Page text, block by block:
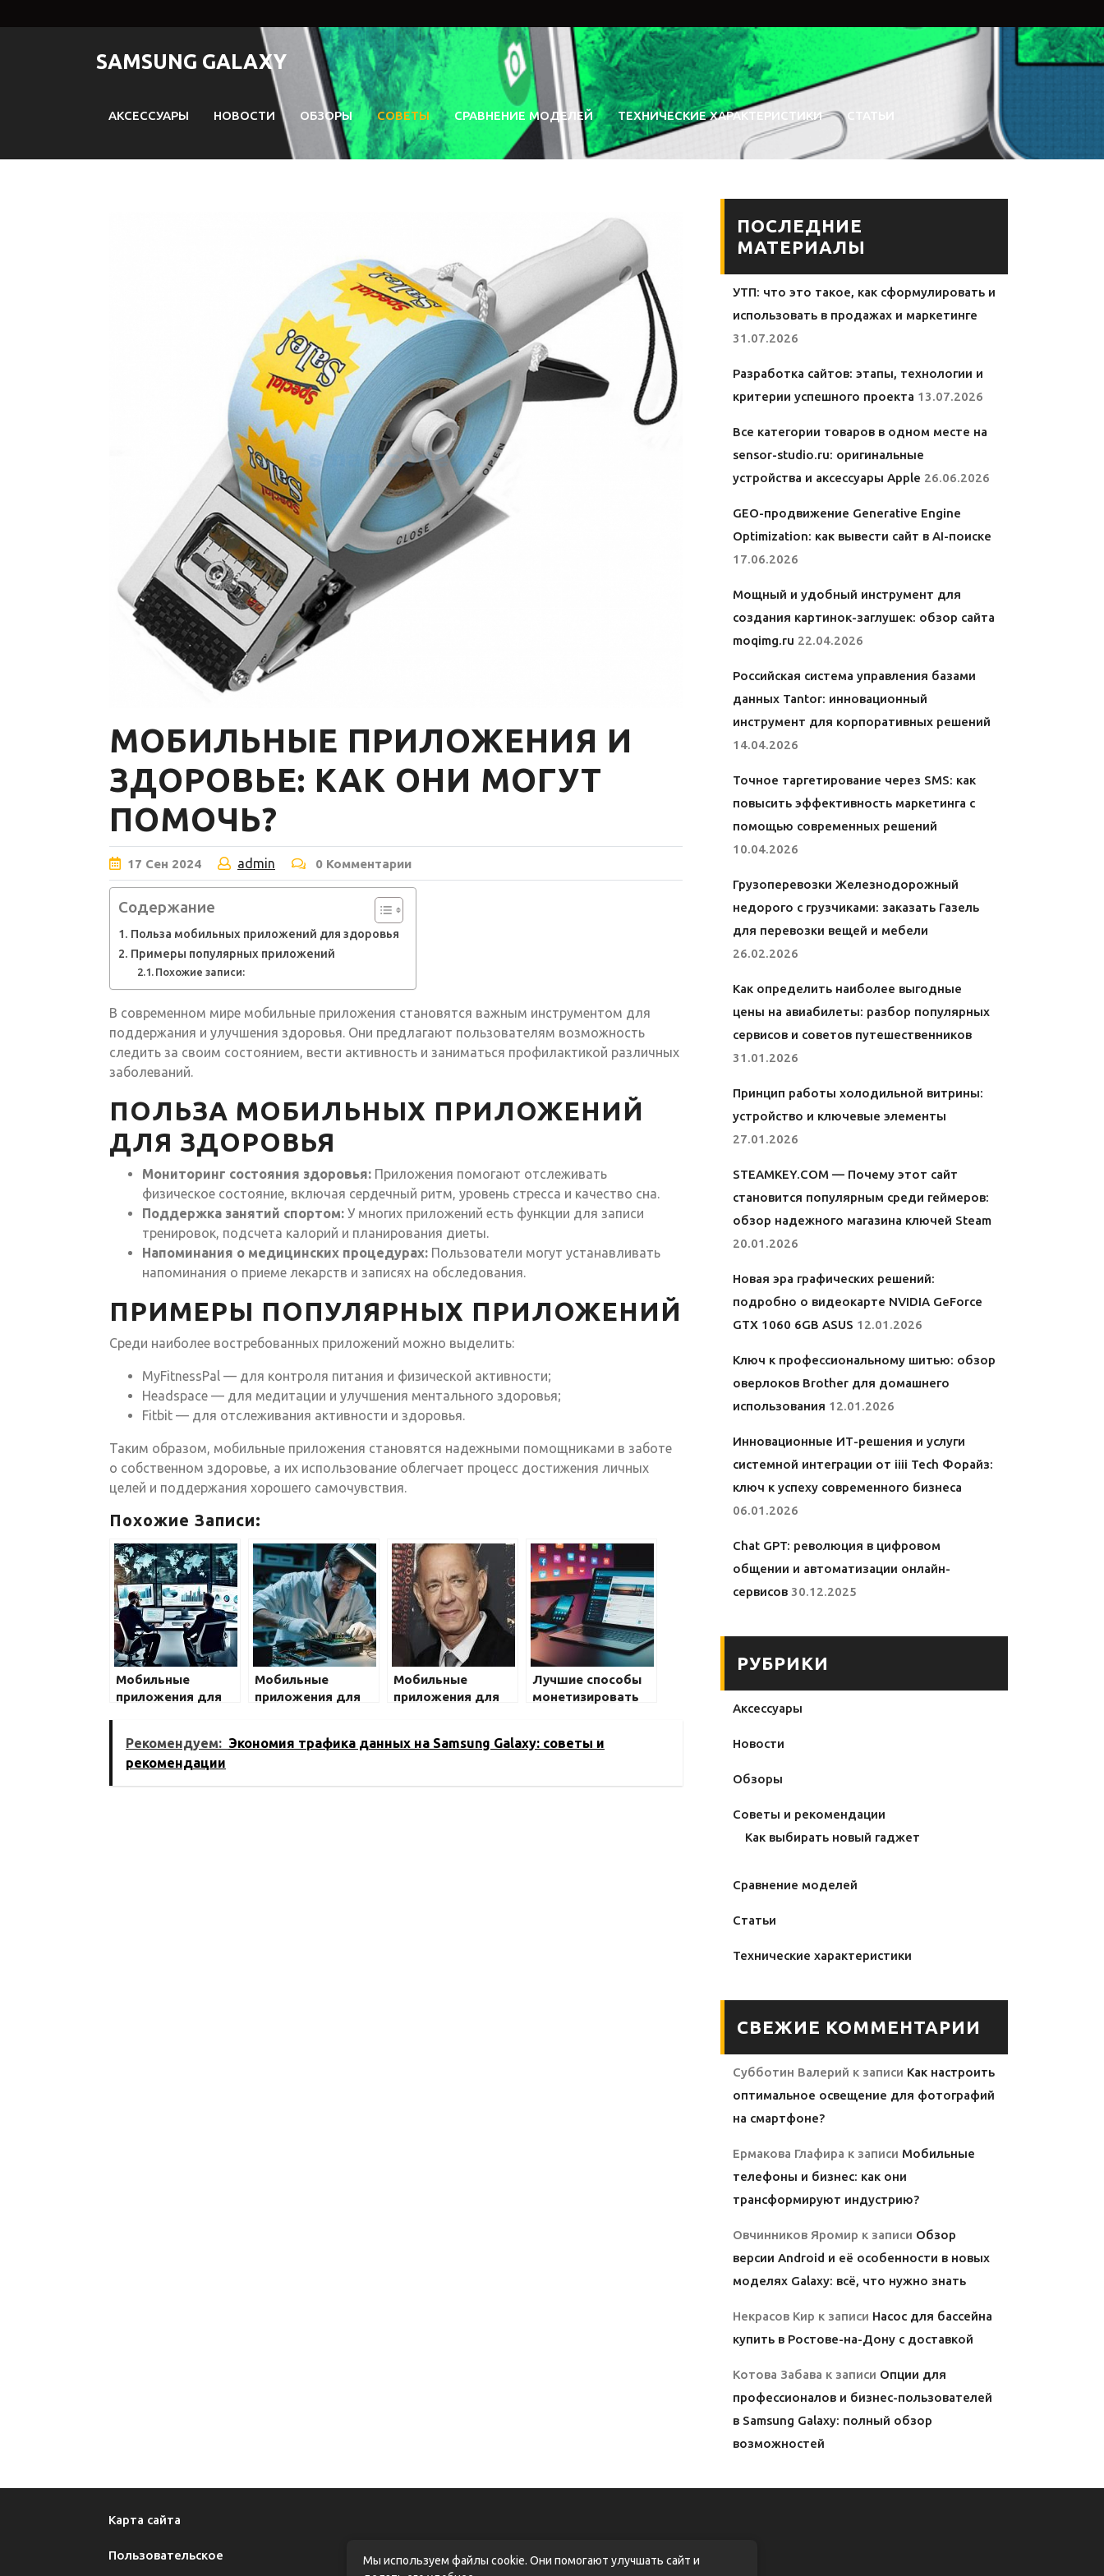
к
SAMSUNG GALAXY
АКСЕССУАРЫ НОВОСТИ ОБЗОРЫ СОВЕТЫ СРАВНЕНИЕ МОДЕЛЕЙ ТЕХНИЧЕСКИЕ ХАРАКТЕРИСТИКИ СТАТЬИ
МОБИЛЬНЫЕ ПРИЛОЖЕНИЯ И
ЗДОРОВЬЕ: КАК ОНИ МОГУТ
ПОМОЧЬ?
17 Сен 2024 admin 0 Комментарии
Содержание
Польза мобильных приложений для здоровья
Примеры популярных приложений
Похожие записи:
В современном мире мобильные приложения становятся важным инструментом для
поддержания и улучшения здоровья. Они предлагают пользователям возможность
следить за своим состоянием, вести активность и заниматься профилактикой различных
заболеваний.
ПОЛЬЗА МОБИЛЬНЫХ ПРИЛОЖЕНИЙ
ДЛЯ ЗДОРОВЬЯ
Мониторинг состояния здоровья: Приложения помогают отслеживать
физическое состояние, включая сердечный ритм, уровень стресса и качество сна.
Поддержка занятий спортом: У многих приложений есть функции для записи
тренировок, подсчета калорий и планирования диеты.
Напоминания о медицинских процедурах: Пользователи могут устанавливать
напоминания о приеме лекарств и записях на обследования.
ПРИМЕРЫ ПОПУЛЯРНЫХ ПРИЛОЖЕНИЙ
Среди наиболее востребованных приложений можно выделить:
MyFitnessPal — для контроля питания и физической активности;
Headspace — для медитации и улучшения ментального здоровья;
Fitbit — для отслеживания активности и здоровья.
Таким образом, мобильные приложения становятся надежными помощниками в заботе
о собственном здоровье, а их использование облегчает процесс достижения личных
целей и поддержания хорошего самочувствия.
Похожие Записи:
Мобильные
приложения для
Мобильные
приложения для
Мобильные
приложения для
нагрузок
Лучшие способы
монетизировать
Рекомендуем: Экономия трафика данных на Samsung Galaxy: советы и
рекомендации
ПОСЛЕДНИЕ
МАТЕРИАЛЫ
УТП: что это такое, как сформулировать и
использовать в продажах и маркетинге
31.07.2026
Разработка сайтов: этапы, технологии и
критерии успешного проекта 13.07.2026
Все категории товаров в одном месте на
sensor-studio.ru: оригинальные
устройства и аксессуары Apple 26.06.2026
GEO-продвижение Generative Engine
Optimization: как вывести сайт в AI-поиске
17.06.2026
Мощный и удобный инструмент для
создания картинок-заглушек: обзор сайта
moqimg.ru 22.04.2026
Российская система управления базами
данных Tantor: инновационный
инструмент для корпоративных решений
14.04.2026
Точное таргетирование через SMS: как
повысить эффективность маркетинга с
помощью современных решений
10.04.2026
Грузоперевозки Железнодорожный
недорого с грузчиками: заказать Газель
для перевозки вещей и мебели
26.02.2026
Как определить наиболее выгодные
цены на авиабилеты: разбор популярных
сервисов и советов путешественников
31.01.2026
Принцип работы холодильной витрины:
устройство и ключевые элементы
27.01.2026
STEAMKEY.COM — Почему этот сайт
становится популярным среди геймеров:
обзор надежного магазина ключей Steam
20.01.2026
Новая эра графических решений:
подробно о видеокарте NVIDIA GeForce
GTX 1060 6GB ASUS 12.01.2026
Ключ к профессиональному шитью: обзор
оверлоков Brother для домашнего
использования 12.01.2026
Инновационные ИТ-решения и услуги
системной интеграции от iiii Tech Форайз:
ключ к успеху современного бизнеса
06.01.2026
Chat GPT: революция в цифровом
общении и автоматизации онлайн-
сервисов 30.12.2025
РУБРИКИ
Аксессуары
Новости
Обзоры
Советы и рекомендации
Как выбирать новый гаджет
Сравнение моделей
Статьи
Технические характеристики
СВЕЖИЕ КОММЕНТАРИИ
Субботин Валерий к записи Как настроить
оптимальное освещение для фотографий
на смартфоне?
Ермакова Глафира к записи Мобильные
телефоны и бизнес: как они
трансформируют индустрию?
Овчинников Яромир к записи Обзор
версии Android и её особенности в новых
моделях Galaxy: всё, что нужно знать
Некрасов Кир к записи Насос для бассейна
купить в Ростове-на-Дону с доставкой
Котова Забава к записи Опции для
профессионалов и бизнес-пользователей
в Samsung Galaxy: полный обзор
возможностей
Карта сайта
Пользовательское
Мы используем файлы cookie. Они помогают улучшать сайт и